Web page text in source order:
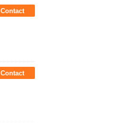
Contact
Contact